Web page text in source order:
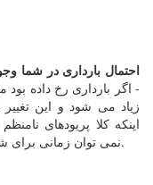
احتمال بارداری در شما
- اگر بارداری رخ داده
زیاد می شود و این
اینکه کلا پریودهای
نمی توان زمانی برای شروع خونریزی بعدی شما مشخص نمود.